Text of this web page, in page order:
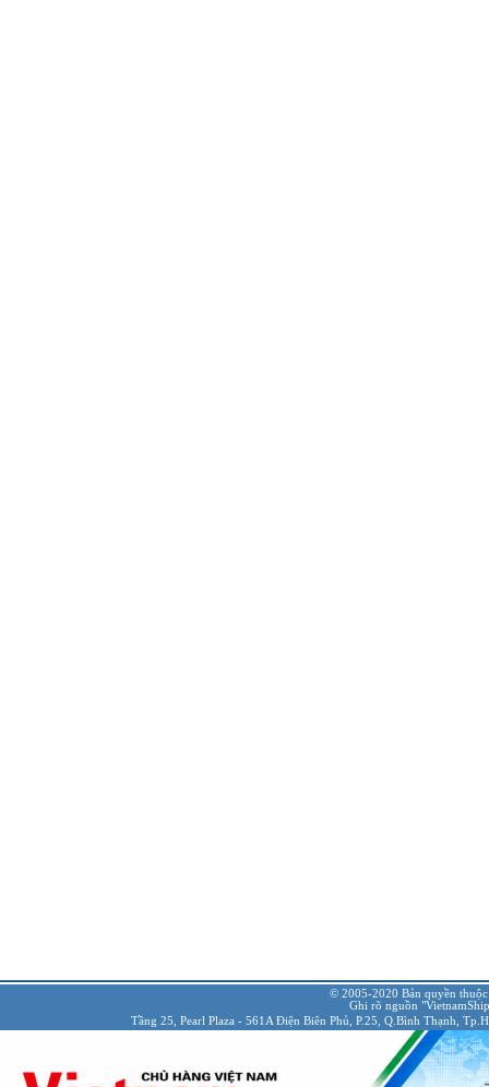
© 2005-2020 Bản quyền
Ghi rõ nguồn
Tầng 25, Pearl Plaza - 561A Điện Biên Phủ, P.25, Q.Bình Thạnh,